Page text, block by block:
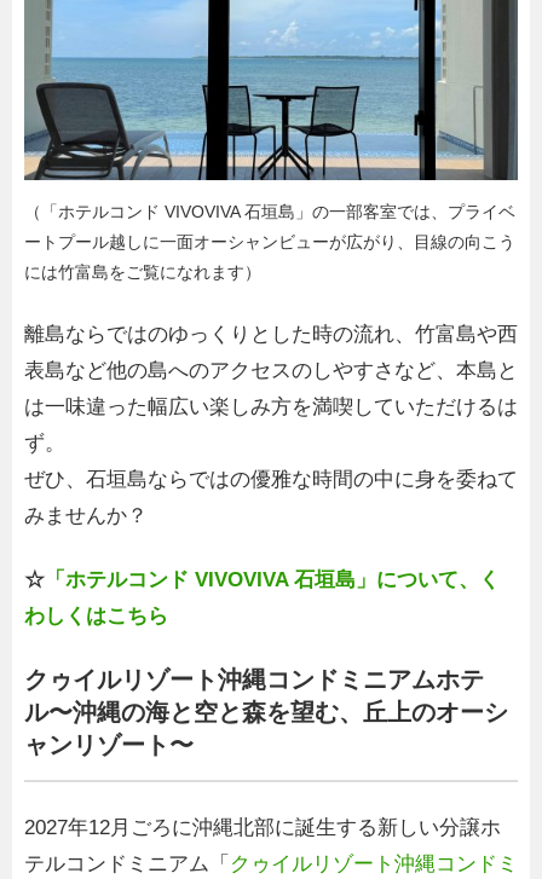
（「ホテルコンド VIVOVIVA 石垣島」の一部客室では、プライベ
ートプール越しに一面オーシャンビューが広がり、目線の向こう
には竹富島をご覧になれます）
離島ならではのゆっくりとした時の流れ、竹富島や西
表島など他の島へのアクセスのしやすさなど、本島と
は一味違った幅広い楽しみ方を満喫していただけるは
ず。
ぜひ、石垣島ならではの優雅な時間の中に身を委ねて
みませんか？
☆ 「ホテルコンド VIVOVIVA 石垣島」について、く
わしくはこちら
クゥイルリゾート沖縄コンドミニアムホテ
ル〜沖縄の海と空と森を望む、丘上のオーシ
ャンリゾート〜
2027年12月ごろに沖縄北部に誕生する新しい分譲ホ
テルコンドミニアム「 クゥイルリゾート沖縄コンドミ